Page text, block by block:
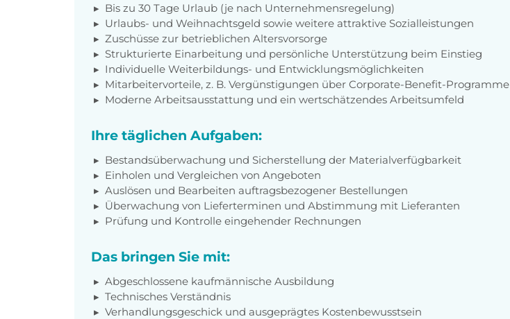
Bis zu 30 Tage Urlaub (je nach Unternehmensregelung)
Urlaubs- und Weihnachtsgeld sowie weitere attraktive Sozialleistungen
Zuschüsse zur betrieblichen Altersvorsorge
Strukturierte Einarbeitung und persönliche Unterstützung beim Einstieg
Individuelle Weiterbildungs- und Entwicklungsmöglichkeiten
Mitarbeitervorteile, z. B. Vergünstigungen über Corporate-Benefit-Programme
Moderne Arbeitsausstattung und ein wertschätzendes Arbeitsumfeld
Ihre täglichen Aufgaben:
Bestandsüberwachung und Sicherstellung der Materialverfügbarkeit
Einholen und Vergleichen von Angeboten
Auslösen und Bearbeiten auftragsbezogener Bestellungen
Überwachung von Lieferterminen und Abstimmung mit Lieferanten
Prüfung und Kontrolle eingehender Rechnungen
Das bringen Sie mit:
Abgeschlossene kaufmännische Ausbildung
Technisches Verständnis
Verhandlungsgeschick und ausgeprägtes Kostenbewusstsein